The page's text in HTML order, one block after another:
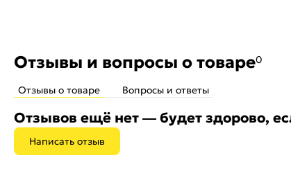
Отзывы и вопросы о товаре0
Отзывы о товаре Вопросы и ответы
Отзывов ещё нет — будет здорово,
Написать отзыв